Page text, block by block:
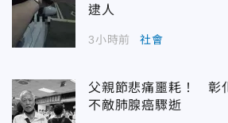
逮人
3小時前 社會
父親節悲痛噩耗！ 彰
不敵肺腺癌驟逝